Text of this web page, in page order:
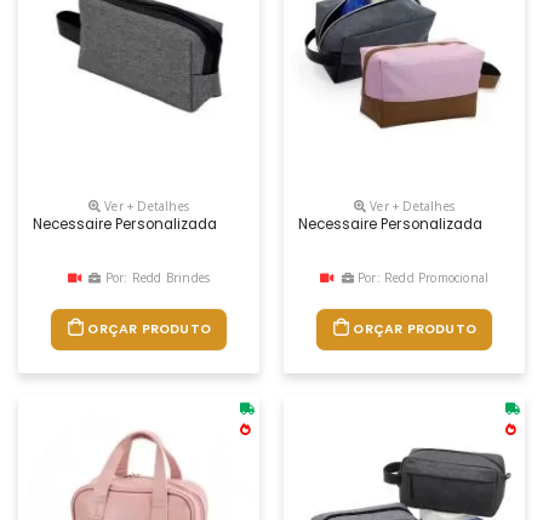
Ver + Detalhes
Necessaire Personalizada
Por: Redd Brindes
ORÇAR PRODUTO
Ver + Detalhes
Necessaire Personalizada
Por: Redd Promocional
ORÇAR PRODUTO